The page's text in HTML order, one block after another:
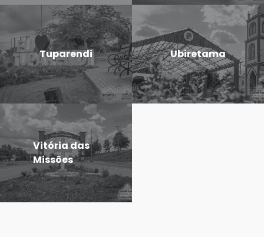
Tuparendi Ubiretama
Vitória das
Missões